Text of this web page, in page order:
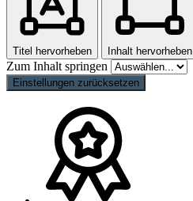
Titel hervorheben Inhalt hervorheben
Zum Inhalt springen
Einstellungen zurücksetzen